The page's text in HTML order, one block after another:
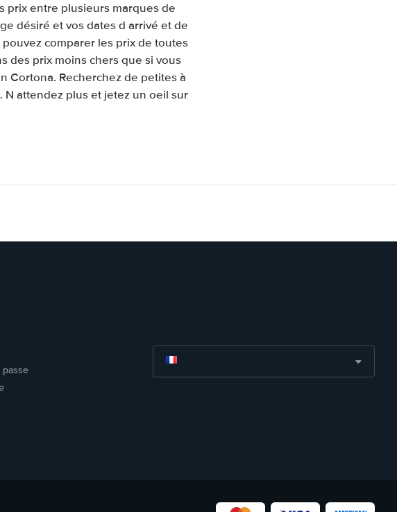
prix entre plusieurs marques de
désiré et vos dates d arrivé et de
comparer les prix de toutes
des prix moins chers que si vous
Cortona. Recherchez de petites à
N attendez plus et jetez un oeil sur
passe